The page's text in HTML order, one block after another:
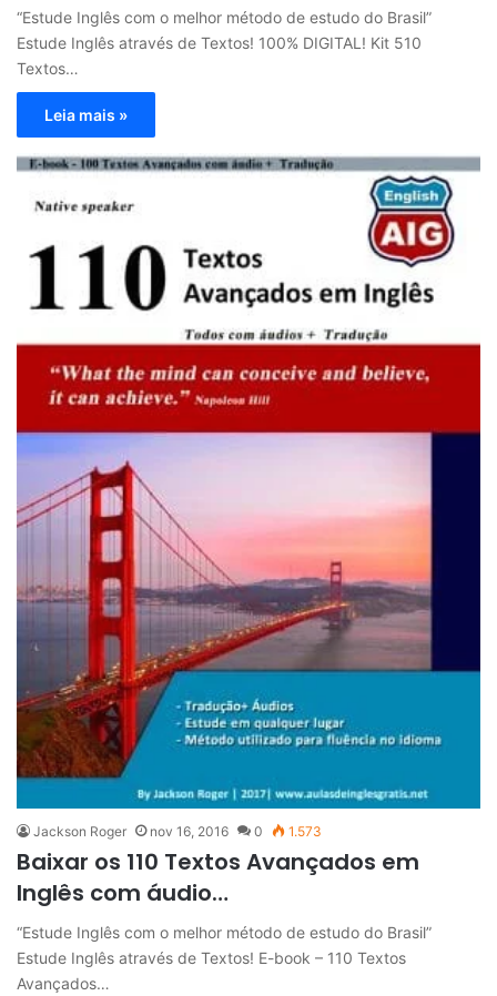
“Estude Inglês com o melhor método de estudo do Brasil”
Estude Inglês através de Textos! 100% DIGITAL! Kit 510
Textos…
Leia mais »
Jackson Roger nov 16, 2016 0 1.573
Baixar os 110 Textos Avançados em
Inglês com áudio…
“Estude Inglês com o melhor método de estudo do Brasil”
Estude Inglês através de Textos! E-book – 110 Textos
Avançados…